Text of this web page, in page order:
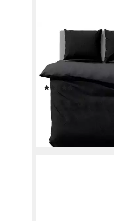
ONE HOME
Bettwäsche
Fleece, 3 teilig,
kuschelig flauschig
Winter Doppelbett
ab 25,90 € 32,90
-21%
lieferbar - in 2-3